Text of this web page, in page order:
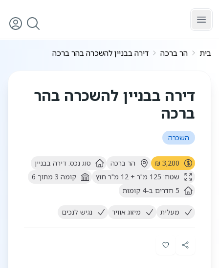
בית הר ברכה דירה בבניין להשכרה בהר ברכה
דירה בבניין להשכרה בהר
ברכה
השכרה
3,200 ₪ הר ברכה סוג נכס: דירה בבניין
שטח: 125 מ"ר + 12 מ"ר חוץ קומה 3 מתוך 6
5 חדרים ב-4 קומות
מעלית מיזוג אוויר נגיש לנכים